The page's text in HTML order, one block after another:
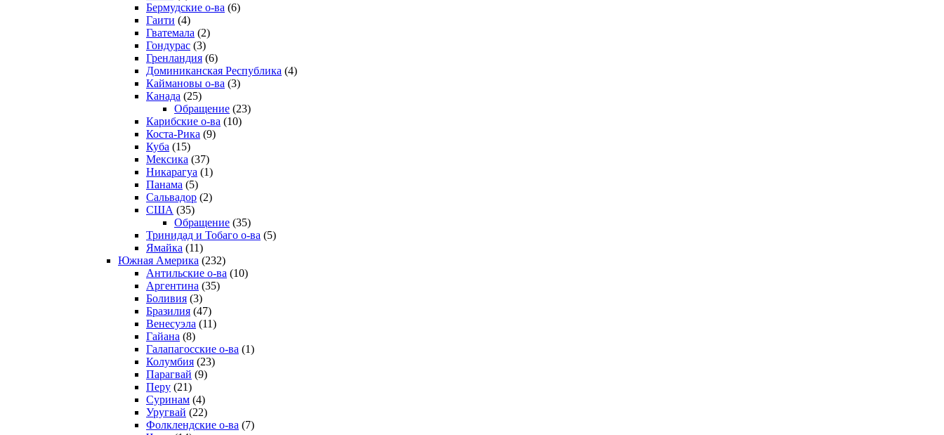
Бермудские о-ва (6)
Гаити (4)
Гватемала (2)
Гондурас (3)
Гренландия (6)
Доминиканская Республика (4)
Каймановы о-ва (3)
Канада (25)
Обращение (23)
Карибские о-ва (10)
Коста-Рика (9)
Куба (15)
Мексика (37)
Никарагуа (1)
Панама (5)
Сальвадор (2)
США (35)
Обращение (35)
Тринидад и Тобаго о-ва (5)
Ямайка (11)
Южная Америка (232)
Антильские о-ва (10)
Аргентина (35)
Боливия (3)
Бразилия (47)
Венесуэла (11)
Гайана (8)
Галапагосские о-ва (1)
Колумбия (23)
Парагвай (9)
Перу (21)
Суринам (4)
Уругвай (22)
Фолклендские о-ва (7)